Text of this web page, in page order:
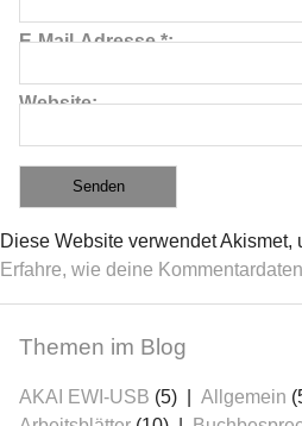
E-Mail-Adresse*
Website
Diese Website verwendet Akismet,
Erfahre, wie deine
Themen im Blog
AKAI EWI-USB (5) Allgemein